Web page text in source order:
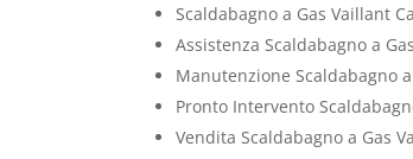
Scaldabagno a Gas Vaillant
Assistenza Scaldabagno a
Manutenzione Scaldabagno
Pronto Intervento
Vendita Scaldabagno a Gas